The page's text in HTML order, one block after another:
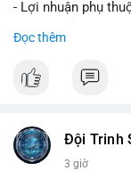
- Lợi nhuận phụ
- Tăng hiệu quả sử
#solana #jupiter
#vlikevn #titanbot
Đọc thêm
Đội Trinh
3 giờ